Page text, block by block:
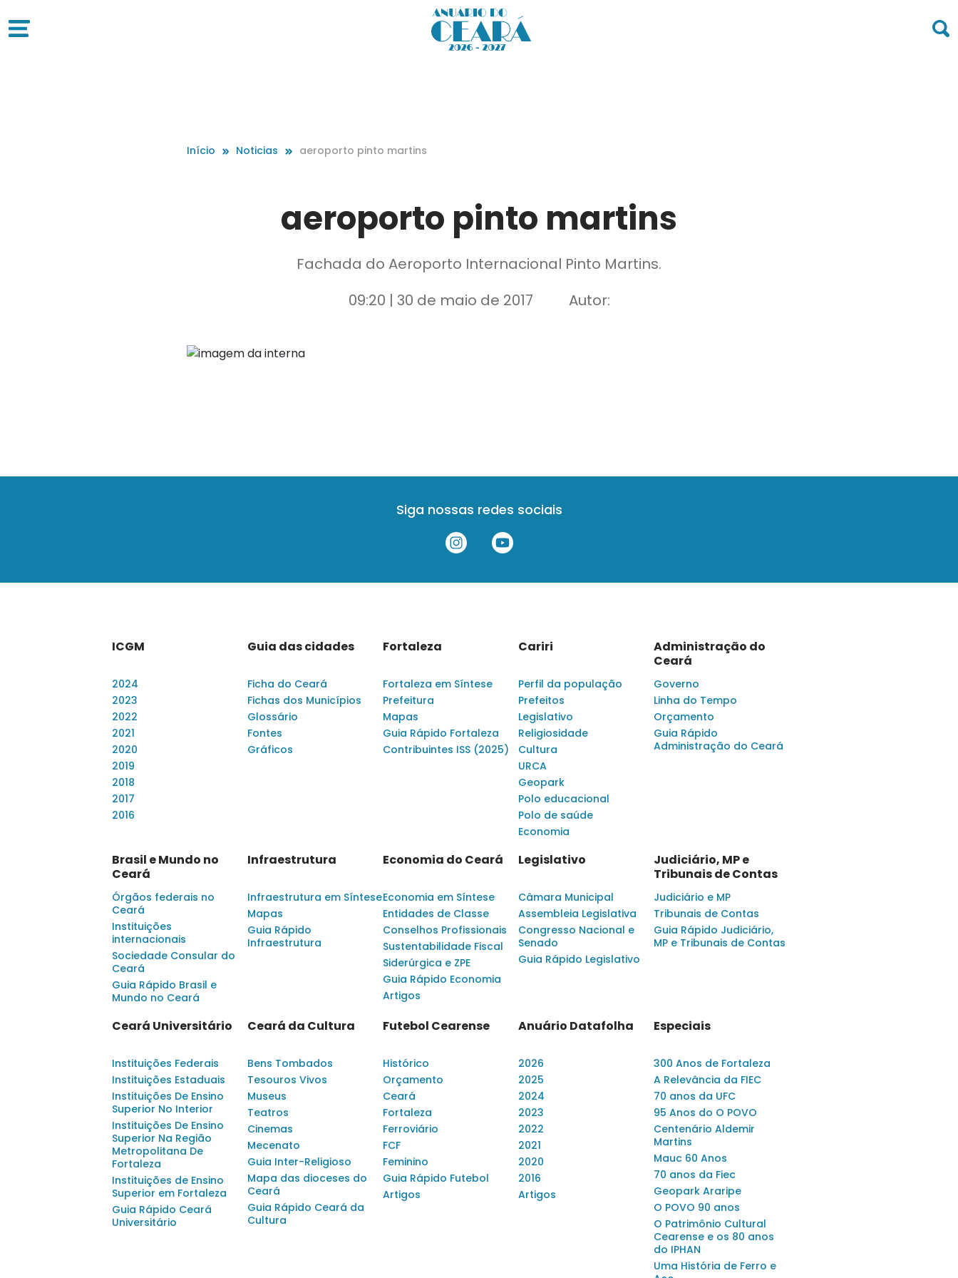
Início Noticias aeroporto pinto martins
aeroporto pinto martins
Fachada do Aeroporto Internacional Pinto Martins.
09:20 | 30 de maio de 2017
Autor:
Siga nossas redes sociais
ICGM
2024
2023
2022
2021
2020
2019
2018
2017
2016
Guia das cidades
Ficha do Ceará
Fichas dos Municípios
Glossário
Fontes
Gráficos
Fortaleza
Fortaleza em Síntese
Prefeitura
Mapas
Guia Rápido Fortaleza
Contribuintes ISS (2025)
Cariri
Perfil da população
Prefeitos
Legislativo
Religiosidade
Cultura
URCA
Geopark
Polo educacional
Polo de saúde
Economia
Administração do
Ceará
Governo
Linha do Tempo
Orçamento
Guia Rápido
Administração do Ceará
Brasil e Mundo no
Ceará
Órgãos federais no
Ceará
Instituições
internacionais
Sociedade Consular do
Ceará
Guia Rápido Brasil e
Mundo no Ceará
Infraestrutura
Infraestrutura em Síntese
Mapas
Guia Rápido
Infraestrutura
Economia do Ceará
Economia em Síntese
Entidades de Classe
Conselhos Profissionais
Sustentabilidade Fiscal
Siderúrgica e ZPE
Guia Rápido Economia
Artigos
Legislativo
Câmara Municipal
Assembleia Legislativa
Congresso Nacional e
Senado
Guia Rápido Legislativo
Judiciário, MP e
Tribunais de Contas
Judiciário e MP
Tribunais de Contas
Guia Rápido Judiciário,
MP e Tribunais de Contas
Ceará Universitário
Instituições Federais
Instituições Estaduais
Instituições De Ensino
Superior No Interior
Instituições De Ensino
Superior Na Região
Metropolitana De
Fortaleza
Instituições de Ensino
Superior em Fortaleza
Guia Rápido Ceará
Universitário
Ceará da Cultura
Bens Tombados
Tesouros Vivos
Museus
Teatros
Cinemas
Mecenato
Guia Inter-Religioso
Mapa das dioceses do
Ceará
Guia Rápido Ceará da
Cultura
Futebol Cearense
Histórico
Orçamento
Ceará
Fortaleza
Ferroviário
FCF
Feminino
Guia Rápido Futebol
Artigos
Anuário Datafolha
2026
2025
2024
2023
2022
2021
2020
2016
Artigos
Especiais
300 Anos de Fortaleza
A Relevância da FIEC
70 anos da UFC
95 Anos do O POVO
Centenário Aldemir
Martins
Mauc 60 Anos
70 anos da Fiec
Geopark Araripe
O POVO 90 anos
O Patrimônio Cultural
Cearense e os 80 anos
do IPHAN
Uma História de Ferro e